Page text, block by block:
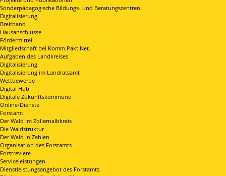
Sonderpädagogische Bildungs- und Beratungszentren
Digitalisierung
Breitband
Hausanschlüsse
Fördermittel
Mitgliedschaft bei Komm.Pakt.Net.
Aufgaben des Landkreises
Digitalisierung
Digitalisierung im Landratsamt
Wettbewerbe
Digital Hub
Digitale Zukunftskommune
Online-Dienste
Forstamt
Der Wald im Zollernalbkreis
Die Waldstruktur
Der Wald in Zahlen
Organisation des Forstamts
Forstreviere
Serviceleistungen
Dienstleistungsangebot des Forstamts